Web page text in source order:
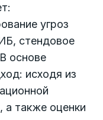
угроз
стендовое
основе
исходя из
а также оценки